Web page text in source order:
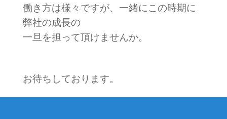
働き方は様々ですが、一緒にこの時期に
弊社の成長の
一旦を担って頂けませんか。
お待ちしております。